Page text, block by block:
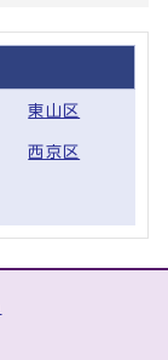
東山区
西京区